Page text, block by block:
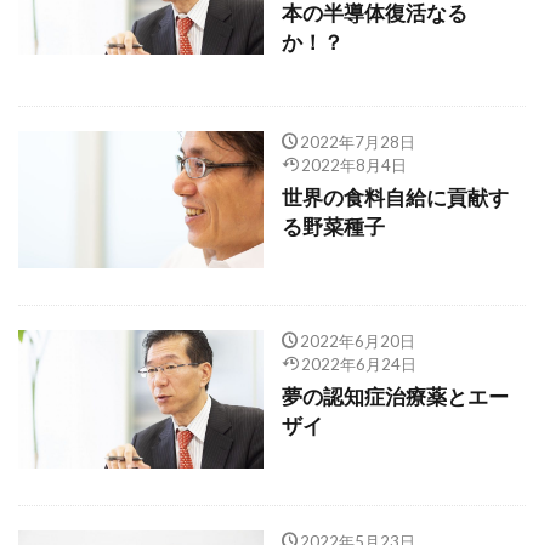
本の半導体復活なる
か！？
2022年7月28日
2022年8月4日
世界の食料自給に貢献す
る野菜種子
2022年6月20日
2022年6月24日
夢の認知症治療薬とエー
ザイ
2022年5月23日